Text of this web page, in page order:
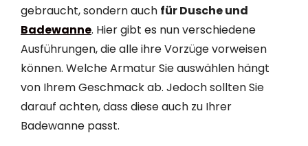
gebraucht, sondern auch für Dusche und
Badewanne. Hier gibt es nun verschiedene
Ausführungen, die alle ihre Vorzüge vorweisen
können. Welche Armatur Sie auswählen hängt
von Ihrem Geschmack ab. Jedoch sollten Sie
darauf achten, dass diese auch zu Ihrer
Badewanne passt.